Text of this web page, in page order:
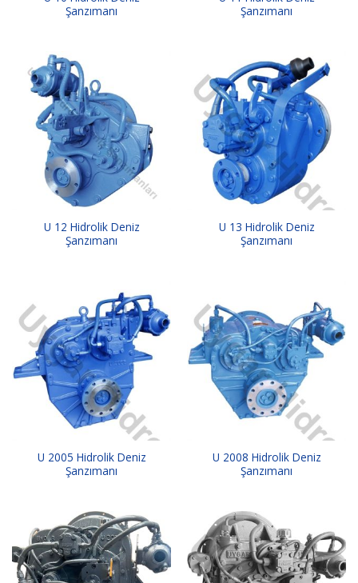
Şanzımanı
Şanzımanı
U 12 Hidrolik Deniz
Şanzımanı
U 13 Hidrolik Deniz
Şanzımanı
U 2005 Hidrolik Deniz
Şanzımanı
U 2008 Hidrolik Deniz
Şanzımanı